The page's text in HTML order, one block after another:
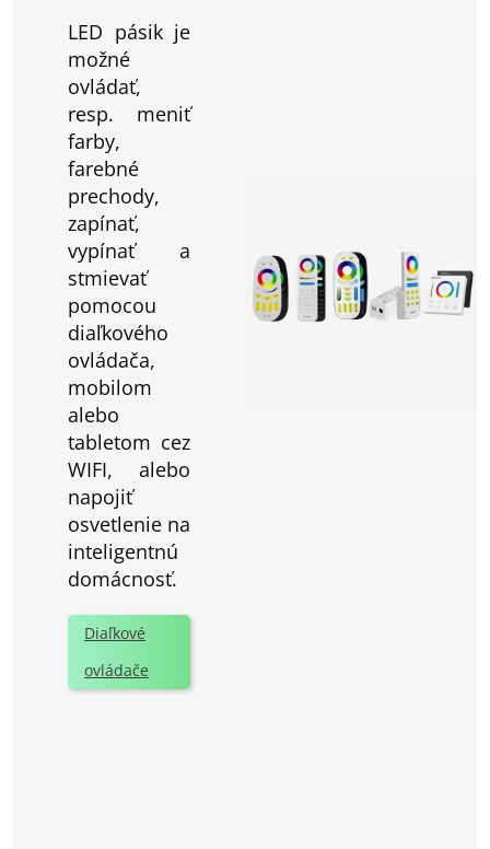
LED pásik je
možné
ovládať,
resp. meniť
farby,
farebné
prechody,
zapínať,
vypínať a
stmievať
pomocou
diaľkového
ovládača,
mobilom
alebo
tabletom cez
WIFI, alebo
napojiť
osvetlenie na
inteligentnú
domácnosť.
Diaľkové
ovládače